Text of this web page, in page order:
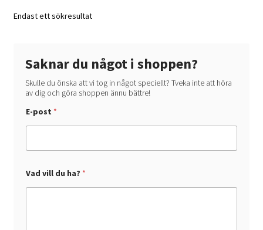
Endast ett sökresultat
Saknar du något i shoppen?
Skulle du önska att vi tog in något speciellt? Tveka inte att höra
av dig och göra shoppen ännu bättre!
*
l
E-post *
Vad vill du ha? *